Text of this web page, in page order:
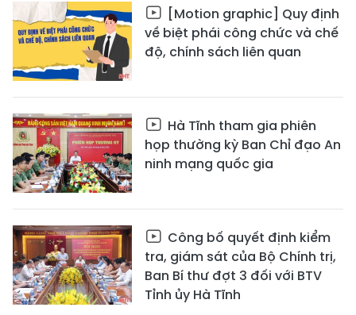
[Motion graphic] Quy định
về biệt phái công chức và chế
độ, chính sách liên quan
Hà Tĩnh tham gia phiên
họp thường kỳ Ban Chỉ đạo An
ninh mạng quốc gia
Công bố quyết định kiểm
tra, giám sát của Bộ Chính trị,
Ban Bí thư đợt 3 đối với BTV
Tỉnh ủy Hà Tĩnh